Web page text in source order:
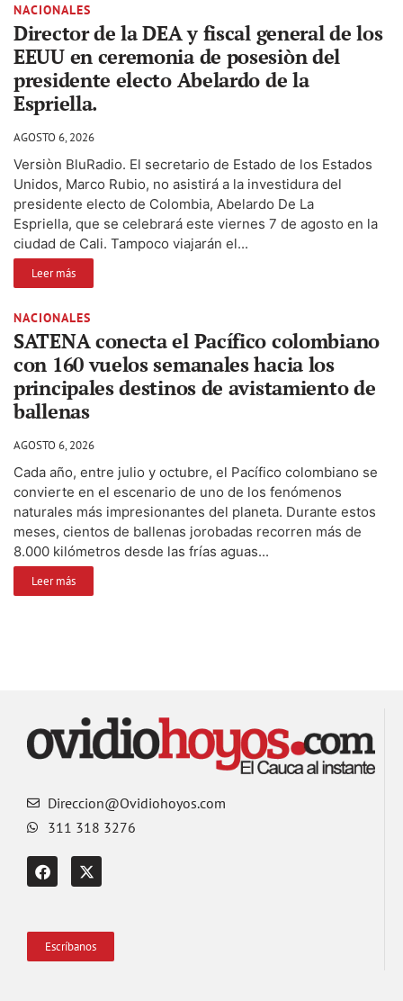
NACIONALES
Director de la DEA y fiscal general de los
EEUU en ceremonia de posesiòn del
presidente electo Abelardo de la
Espriella.
AGOSTO 6, 2026
Versiòn BluRadio. El secretario de Estado de los Estados
Unidos, Marco Rubio, no asistirá a la investidura del
presidente electo de Colombia, Abelardo De La
Espriella, que se celebrará este viernes 7 de agosto en la
ciudad de Cali. Tampoco viajarán el...
Leer más
NACIONALES
SATENA conecta el Pacífico colombiano
con 160 vuelos semanales hacia los
principales destinos de avistamiento de
ballenas
AGOSTO 6, 2026
Cada año, entre julio y octubre, el Pacífico colombiano se
convierte en el escenario de uno de los fenómenos
naturales más impresionantes del planeta. Durante estos
meses, cientos de ballenas jorobadas recorren más de
8.000 kilómetros desde las frías aguas...
Leer más
Direccion@Ovidiohoyos.com
311 318 3276
Escríbanos